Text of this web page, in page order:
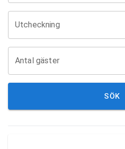
Utcheckning
Antal gäster
SÖK